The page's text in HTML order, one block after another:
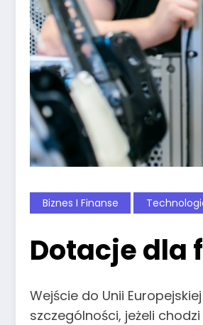
Biznes I Finanse
Dotacje dla
Wejście do Unii
szczególności, jeżeli